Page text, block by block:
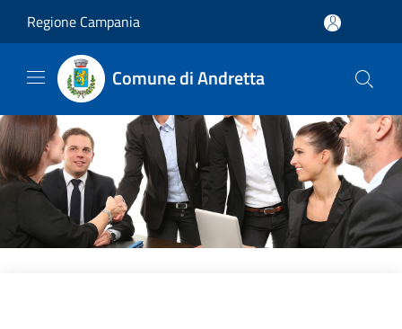
Regione Campania
Comune di Andretta